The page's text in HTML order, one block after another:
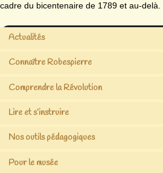
cadre du bicentenaire de 1789 et au-delà.
Actualités
Connaître Robespierre
Comprendre la Révolution
Lire et s’instruire
Nos outils pédagogiques
Pour le musée